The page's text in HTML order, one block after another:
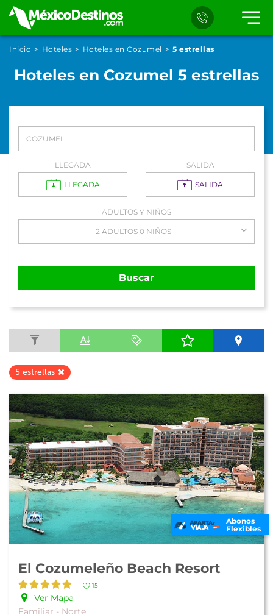
Inicio Hoteles Hoteles en Cozumel 5 estrellas
Hoteles en Cozumel 5 estrellas
LLEGADA
LLEGADA
SALIDA
SALIDA
ADULTOS Y NIÑOS
2 ADULTOS 0 NIÑOS
Buscar
5 estrellas
Abonos
Flexibles
El Cozumeleño Beach Resort
15
Ver Mapa
Familiar - Norte